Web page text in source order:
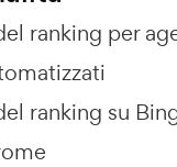
ranking per
ranking su